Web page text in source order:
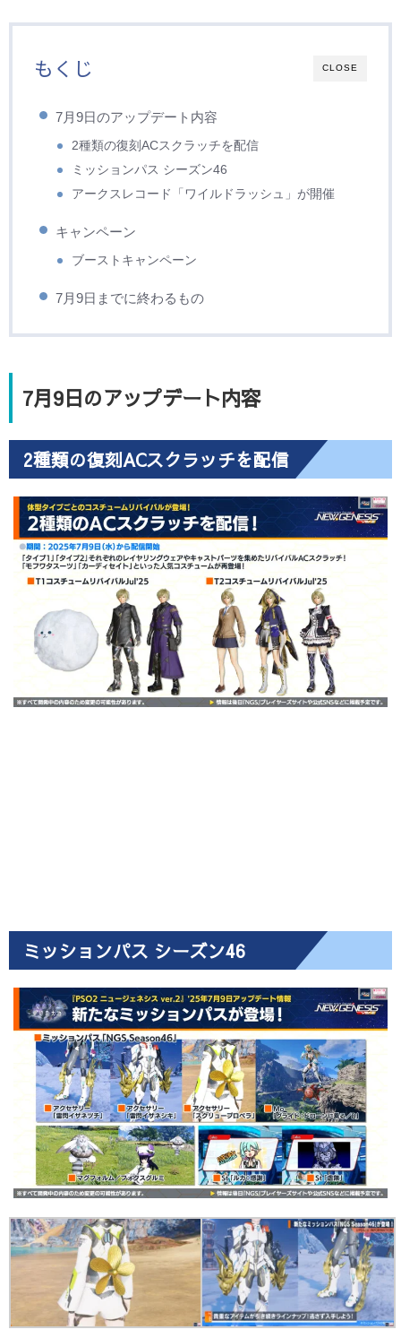
CLOSE
もくじ
7月9日のアップデート内容
2種類の復刻ACスクラッチを配信
ミッションパス シーズン46
アークスレコード「ワイルドラッシュ」が開催
キャンペーン
ブーストキャンペーン
7月9日までに終わるもの
7月9日のアップデート内容
2種類の復刻ACスクラッチを配信
ミッションパス シーズン46